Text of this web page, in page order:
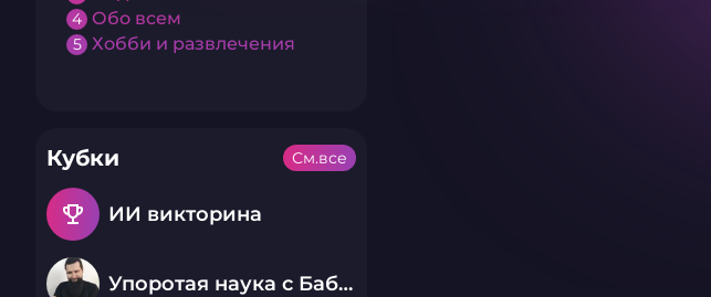
4 Обо всем
5 Хобби и развлечения
Кубки
emoji_events ИИ викторина
Упоротая наука с Бабаем Лютым
См.все